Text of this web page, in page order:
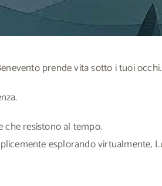
prende vita sotto i tuoi occhi.
che resistono al tempo.
esplorando virtualmente,